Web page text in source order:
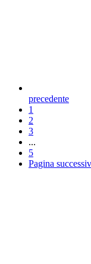
precedente
1
2
3
...
5
Pagina